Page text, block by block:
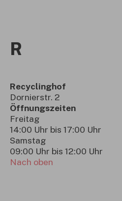
R
Recyclinghof
Dornierstr. 2
Öffnungszeiten
Freitag
14:00 Uhr bis 17:00 Uhr
Samstag
09:00 Uhr bis 12:00 Uhr
Nach oben